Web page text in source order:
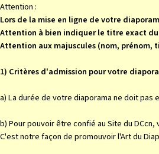
Attention :
Lors de la mise en ligne de votre
Attention à bien indiquer le titre exact
Attention aux majuscules (nom, prénom,
1) Critères d'admission pour votre
a) La durée de votre diaporama ne doit pas
b) Pour pouvoir être confié au Site du
C'est notre façon de promouvoir l'Art du